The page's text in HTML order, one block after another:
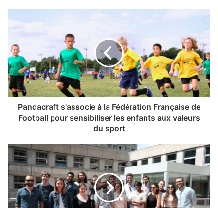
Pandacraft s'associe à la Fédération Française de
Football pour sensibiliser les enfants aux valeurs
du sport